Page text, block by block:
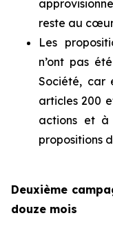
reste au
Les
n’ont pas
Société, car
articles 200
actions et à
propositions
Deuxième
douze mois